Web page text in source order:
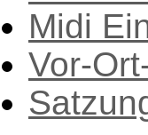
Midi
Vor-